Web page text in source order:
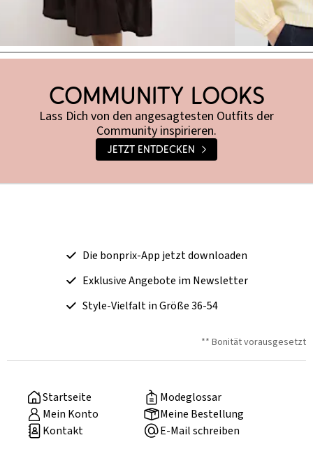
Community Looks
Lass Dich von den angesagtesten Outfits der
Community inspirieren.
Jetzt entdecken
Die bonprix-App jetzt downloaden
Exklusive Angebote im Newsletter
Style-Vielfalt in Größe 36-54
** Bonität vorausgesetzt
Startseite
Modeglossar
Mein Konto
Meine Bestellung
Kontakt
E-Mail schreiben